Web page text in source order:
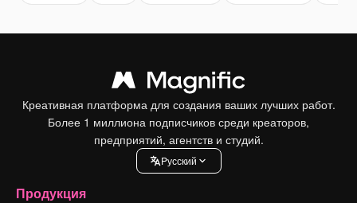
Креативная платформа для создания ваших лучших работ.
Более 1 миллиона подписчиков среди креаторов,
предприятий, агентств и студий.
Pусский
Продукция